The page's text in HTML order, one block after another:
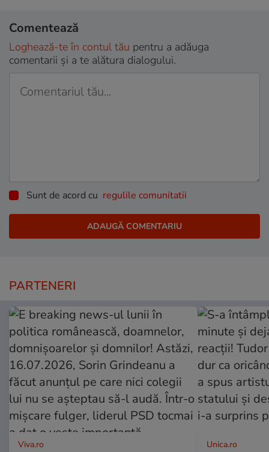
Comentează
Loghează-te în contul tău pentru a adăuga
comentarii și a te alătura dialogului.
Sunt de acord cu regulile comunitatii
PARTENERI
Viva.ro Unica.ro